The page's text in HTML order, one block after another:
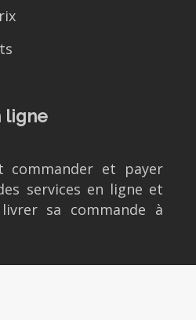
ligne
commander et payer
services en ligne et
sa commande à